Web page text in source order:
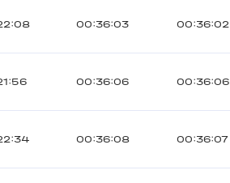
00:36:03 00:36:02
00:36:06 00:36:06
00:36:08 00:36:07